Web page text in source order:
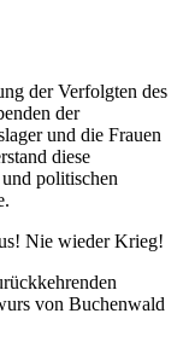
der Verfolgten des
der
und die Frauen
diese
politischen
Nie wieder Krieg!
von Buchenwald